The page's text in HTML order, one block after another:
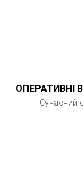
ОПЕРАТИВНІ
Сучасний